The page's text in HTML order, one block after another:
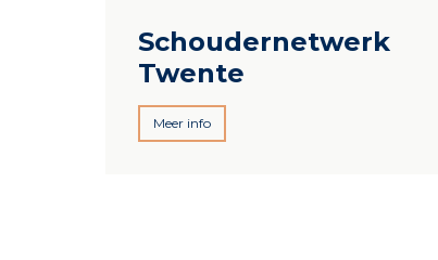
Schoudernetwerk
Twente
Meer info